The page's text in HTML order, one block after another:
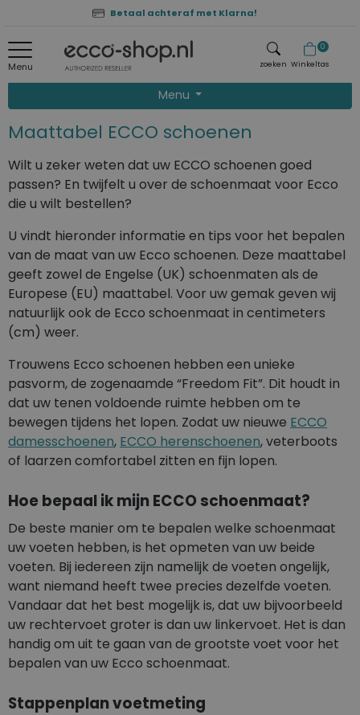
Betaal achteraf met Klarna!
Menu zoeken
0
Winkeltas
Menu
Maattabel ECCO schoenen
Wilt u zeker weten dat uw ECCO schoenen goed
passen? En twijfelt u over de schoenmaat voor Ecco
die u wilt bestellen?
U vindt hieronder informatie en tips voor het bepalen
van de maat van uw Ecco schoenen. Deze maattabel
geeft zowel de Engelse (UK) schoenmaten als de
Europese (EU) maattabel. Voor uw gemak geven wij
natuurlijk ook de Ecco schoenmaat in centimeters
(cm) weer.
Trouwens Ecco schoenen hebben een unieke
pasvorm, de zogenaamde “Freedom Fit”. Dit houdt in
dat uw tenen voldoende ruimte hebben om te
bewegen tijdens het lopen. Zodat uw nieuwe ECCO
damesschoenen, ECCO herenschoenen, veterboots
of laarzen comfortabel zitten en fijn lopen.
Hoe bepaal ik mijn ECCO schoenmaat?
De beste manier om te bepalen welke schoenmaat
uw voeten hebben, is het opmeten van uw beide
voeten. Bij iedereen zijn namelijk de voeten ongelijk,
want niemand heeft twee precies dezelfde voeten.
Vandaar dat het best mogelijk is, dat uw bijvoorbeeld
uw rechtervoet groter is dan uw linkervoet. Het is dan
handig om uit te gaan van de grootste voet voor het
bepalen van uw Ecco schoenmaat.
Stappenplan voetmeting